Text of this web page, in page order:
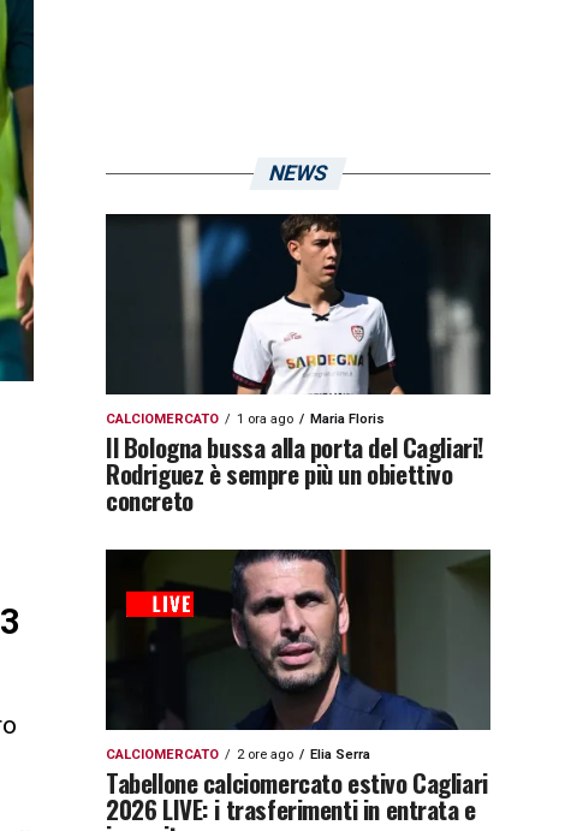
NEWS
CALCIOMERCATO 1 ora ago Maria Floris
Il Bologna bussa alla porta del Cagliari!
Rodriguez è sempre più un obiettivo
concreto
CALCIOMERCATO 2 ore ago Elia Serra
Tabellone calciomercato estivo Cagliari
2026 LIVE: i trasferimenti in entrata e